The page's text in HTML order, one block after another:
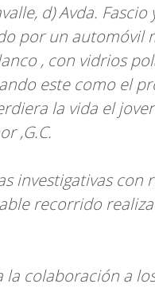
d) Avda.
por un automóvil
, con vidrios
este como el
la vida el
,G.C.
investigativas con
recorrido
la colaboración a